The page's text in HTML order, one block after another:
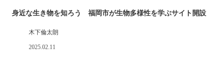
身近な生き物を知ろう 福岡市が生物多様性を学ぶサイト開設
木下倫太朗
2025.02.11